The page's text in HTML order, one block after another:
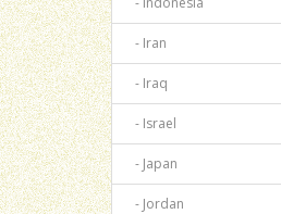
- Iran
- Iraq
- Israel
- Japan
- Jordan